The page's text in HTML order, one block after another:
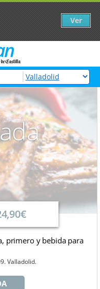
primero y bebida para
Valladolid.
Ver